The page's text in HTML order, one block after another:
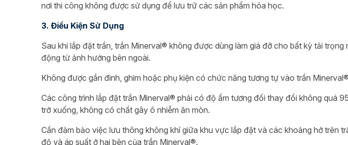
nơi thi công không được sử dụng để lưu trữ các sản phẩm hóa học.
3. Điều Kiện Sử Dụng
Sau khi lắp đặt trần, trần Minerval® không được dùng làm giá đỡ cho bất kỳ tải
động từ ảnh hưởng bên ngoài.
Không được gắn đinh, ghim hoặc phụ kiện có chức năng tương tự vào trần
Các công trình lắp đặt trần Minerval® phải có độ ẩm tương đối thay đổi không quá
trở xuống, không có chất gây ô nhiễm ăn mòn.
Cần đảm bảo việc lưu thông không khí giữa khu vực lắp đặt và các khoảng hở trên
độ và áp suất ở hai bên của trần Minerval®.